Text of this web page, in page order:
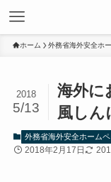
ホーム 外務省海外安全ホ
海外に
風しん
2018
5/13
外務省海外安全ホーム
2018年2月17日